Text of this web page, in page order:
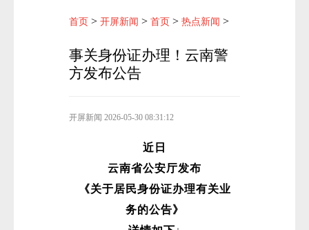
首页 > 开屏新闻 > 首页 > 热点新闻 >
事关身份证办理！云南警
方发布公告
开屏新闻 2026-05-30 08:31:12
近日
云南省公安厅发布
《关于居民身份证办理有关业
务的公告》